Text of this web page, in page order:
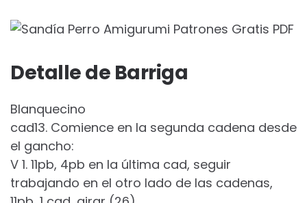
Detalle de Barriga
Blanquecino
cad13. Comience en la segunda cadena desde
el gancho:
V 1. 11pb, 4pb en la última cad, seguir
trabajando en el otro lado de las cadenas,